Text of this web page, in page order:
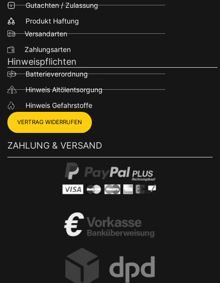
Gutachten / Zulassung
Produkt Haftung
Versandarten
Zahlungsarten
Hinweispflichten
Batterieverordnung
Hinweis Altölentsorgung
Hinweis Gefahrstoffe
VERTRAG WIDERRUFEN
ZAHLUNG & VERSAND